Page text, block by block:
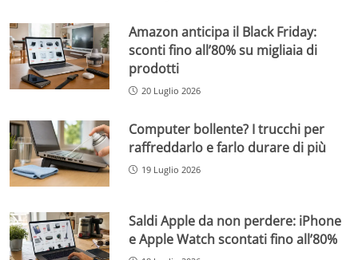
Amazon anticipa il Black Friday:
sconti fino all’80% su migliaia di
prodotti
20 Luglio 2026
Computer bollente? I trucchi per
raffreddarlo e farlo durare di più
19 Luglio 2026
Saldi Apple da non perdere: iPhone
e Apple Watch scontati fino all’80%